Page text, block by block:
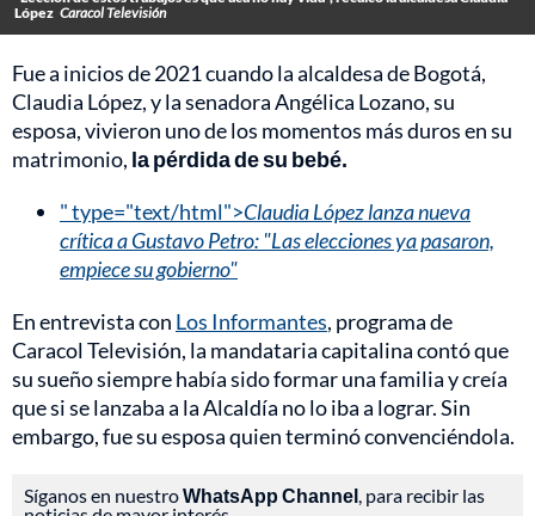
López Caracol Televisión
Fue a inicios de 2021 cuando la alcaldesa de Bogotá,
Claudia López, y la senadora Angélica Lozano, su
esposa, vivieron uno de los momentos más duros en su
matrimonio, la pérdida de su bebé.
" type="text/html">Claudia López lanza nueva
crítica a Gustavo Petro: "Las elecciones ya pasaron,
empiece su gobierno"
En entrevista con Los Informantes, programa de
Caracol Televisión, la mandataria capitalina contó que
su sueño siempre había sido formar una familia y creía
que si se lanzaba a la Alcaldía no lo iba a lograr. Sin
embargo, fue su esposa quien terminó convenciéndola.
Síganos en nuestroWhatsApp Channel, para recibir las